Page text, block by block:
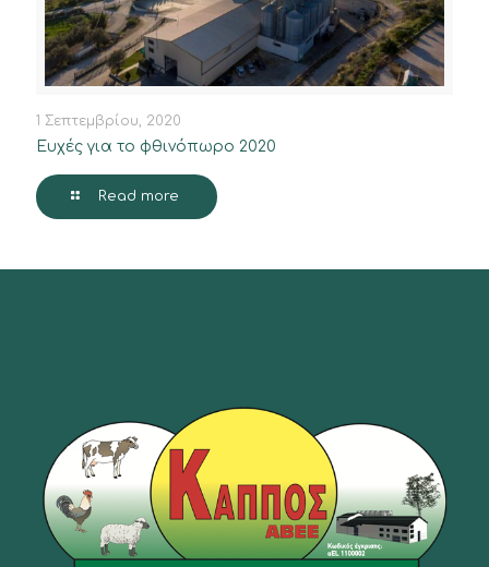
1 Σεπτεμβρίου, 2020
Ευχές για το φθινόπωρο 2020
Read more